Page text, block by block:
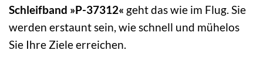
Schleifband »P-37312« geht das wie im Flug. Sie
werden erstaunt sein, wie schnell und mühelos
Sie Ihre Ziele erreichen.